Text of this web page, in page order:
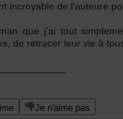
incroyable de l'auteure
que j'ai tout
de retracer leur vie à
Je n'aime pas